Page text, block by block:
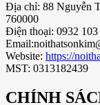
Địa chỉ: 88 Nguyễn
760000
Điện thoại: 0932 103
Website: https://
MST: 0313182439
CHÍNH